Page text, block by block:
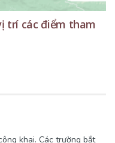
trí các điểm tham
khai. Các trường bắt